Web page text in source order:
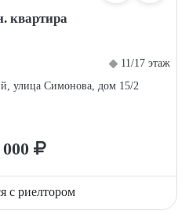
квартира
11/17 этаж
улица Симонова, дом 15/2
с риелтором